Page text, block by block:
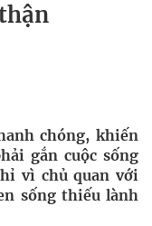
chóng, khiến
gắn cuộc sống
vì chủ quan với
sống thiếu lành